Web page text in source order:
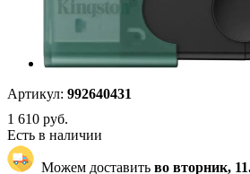
Артикул: 992640431
1 610 руб.
Есть в наличии
Можем доставить во вторник,